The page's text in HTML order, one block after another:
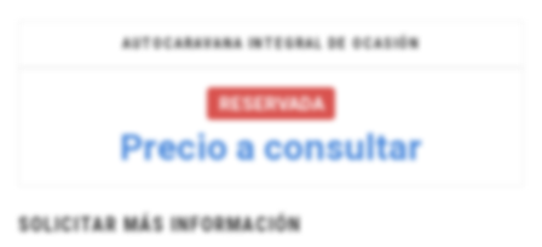
AUTOCARAVANA INTEGRAL DE OCASIÓN
RESERVADA
Precio a consultar
SOLICITAR MÁS INFORMACIÓN